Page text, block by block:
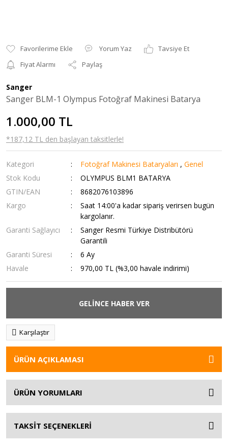
Yorum Yaz
Tavsiye Et
Fiyat Alarmı
Paylaş
Sanger
Sanger BLM-1 Olympus Fotoğraf Makinesi Batarya
1.000,00 TL
*187,12 TL den başlayan taksitlerle!
Kategori Fotoğraf Makinesi Bataryaları ,Genel
Stok Kodu
OLYMPUS BLM1 BATARYA
GTIN/EAN
8682076103896
Kargo
Saat 14:00'a kadar sipariş verirsen bugün
kargolanır.
Garanti Sağlayıcı
Sanger Resmi Türkiye Distribütörü
Garantili
Garanti Süresi
6 Ay
Havale
970,00 TL (%3,00 havale indirimi)
GELİNCE HABER VER
Karşılaştır
ÜRÜN AÇIKLAMASI
ÜRÜN YORUMLARI
TAKSİT SEÇENEKLERİ